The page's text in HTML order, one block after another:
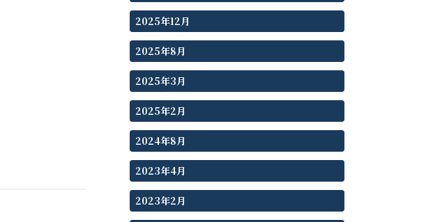
2025年12月
2025年8月
2025年3月
2025年2月
2024年8月
2023年4月
2023年2月